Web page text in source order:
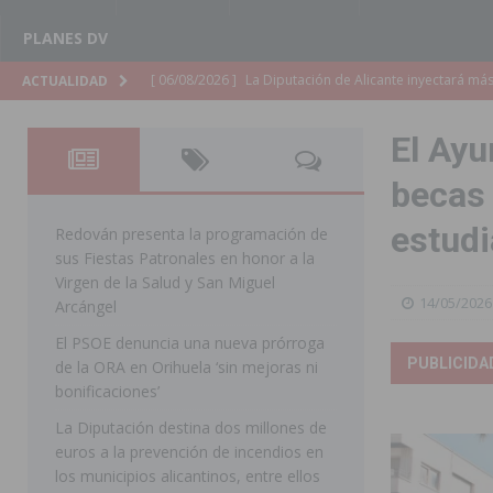
PLANES DV
ACTUALIDAD [ 06/08/2026 ] La Diputación de Alicante inyectará
Patronales 2026
SAN MIGUEL DE SALINAS
[ 06/08/2026 ] La Escuela Municipal de Música de
curso 2026-2027
MONTESINOS
[ 06/08/2026 ]
Convocado el XXVII Concurso de
[ 06/08/2026 ] Benejúzar vive el verano con una
BENEJUZAR
pedanías
ORIHUELA
El
14/05/2026
Redován presenta la programación de
sus Fiestas Patronales en honor a la
Virgen de la Salud y San Miguel
Arcángel
El PSOE denuncia una nueva prórroga
de la ORA en Orihuela ‘sin mejoras ni
bonificaciones’
La Diputación destina dos millones de
euros a la prevención de incendios en
los municipios alicantinos, entre ellos